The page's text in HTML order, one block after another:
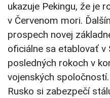
ukazuje Pekingu, že je
v Červenom mori.
prospech novej
oficiálne sa etablovať v
posledných rokoch v
vojenských
Rusko si zabezpečí